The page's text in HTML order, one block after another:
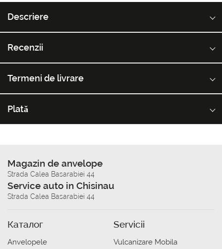
Descriere
Recenzii
Termeni de livrare
Plată
Magazin de anvelope
Strada Calea Basarabiei 44
Service auto in Chisinau
Strada Calea Basarabiei 44
Каталог
Anvelopele
Servicii
Vulcanizare Mobila